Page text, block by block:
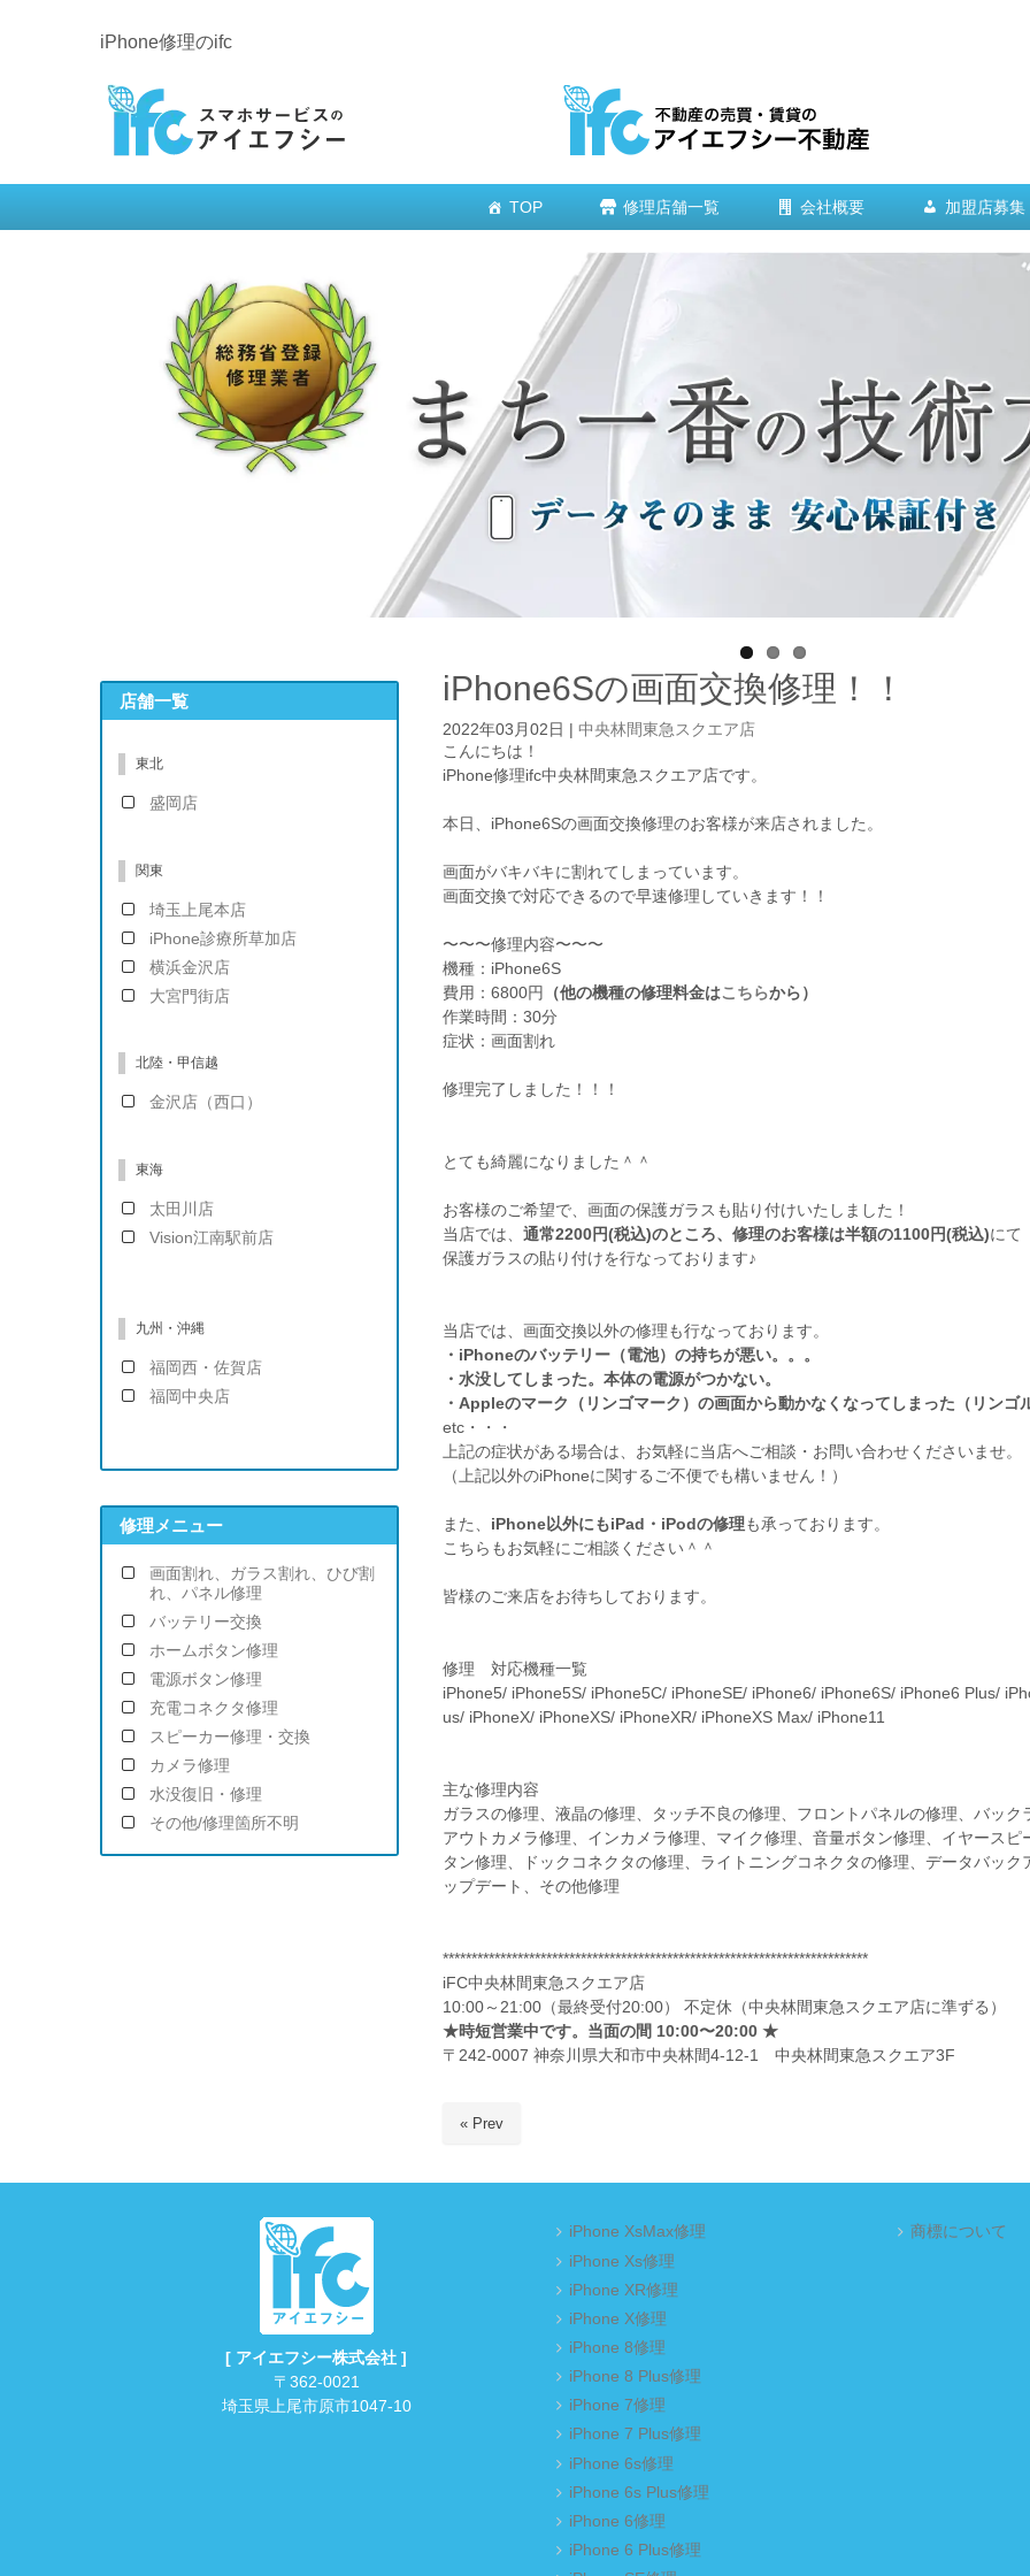
iPhone修理のifc
TOP 修理店舗一覧 会社概要 加盟店募集
iPhone6Sの画面交換修理！！
2022年03月02日
中央林間東急スクエア店
こんにちは！
iPhone修理ifc中央林間東急スクエア店です。
本日、iPhone6Sの画面交換修理のお客様が来店されました。
画面がバキバキに割れてしまっています。
画面交換で対応できるので早速修理していきます！！
〜〜〜修理内容〜〜〜
機種：iPhone6S
費用：6800円 （他の機種の修理料金はこちらから）
作業時間：30分
症状：画面割れ
修理完了しました！！！
とても綺麗になりました＾＾
お客様のご希望で、画面の保護ガラスも貼り付けいたしました！
当店では、 通常2200円(税込)のところ、修理のお客様は半額の1100円(税込)にて
保護ガラスの貼り付けを行なっております♪
当店では、画面交換以外の修理も行なっております。
・iPhoneのバッテリー（電池）の持ちが悪い。。。
・水没してしまった。本体の電源がつかない。
・Appleのマーク（リンゴマーク）の画面から動かなくなってしまった（リンゴ
etc・・・
上記の症状がある場合は、お気軽に当店へご相談・お問い合わせくださいませ。
（上記以外のiPhoneに関するご不便でも構いません！）
また、 iPhone以外にもiPad・iPodの修理も承っております。
こちらもお気軽にご相談ください＾＾
皆様のご来店をお待ちしております。
修理 対応機種一覧
iPhone5/ iPhone5S/ iPhone5C/ iPhoneSE/ iPhone6/ iPhone6S/ iPhone6 Plus/
us/ iPhoneX/ iPhoneXS/ iPhoneXR/ iPhoneXS Max/ iPhone11
主な修理内容
ガラスの修理、液晶の修理、タッチ不良の修理、フロントパネルの修理、バック
アウトカメラ修理、インカメラ修理、マイク修理、音量ボタン修理、イヤース
タン修理、ドックコネクタの修理、ライトニングコネクタの修理、データバッ
ップデート、その他修理
**************************************************************************
iFC中央林間東急スクエア店
10:00～21:00（最終受付20:00） 不定休（中央林間東急スクエア店に準ずる）
★時短営業中です。当面の間 10:00〜20:00 ★
〒242-0007 神奈川県大和市中央林間4-12-1 中央林間東急スクエア3F
« Prev
店舗一覧
東北
盛岡店
関東
埼玉上尾本店
iPhone診療所草加店
横浜金沢店
大宮門街店
北陸・甲信越
金沢店（西口）
東海
太田川店
Vision江南駅前店
九州・沖縄
福岡西・佐賀店
福岡中央店
修理メニュー
画面割れ、ガラス割れ、ひび割
れ、パネル修理
バッテリー交換
ホームボタン修理
電源ボタン修理
充電コネクタ修理
スピーカー修理・交換
カメラ修理
水没復旧・修理
その他/修理箇所不明
[ アイエフシー株式会社 ]
〒362-0021
埼玉県上尾市原市1047-10
iPhone XsMax修理
iPhone Xs修理
iPhone XR修理
iPhone X修理
iPhone 8修理
iPhone 8 Plus修理
iPhone 7修理
iPhone 7 Plus修理
iPhone 6s修理
iPhone 6s Plus修理
iPhone 6修理
iPhone 6 Plus修理
商標について